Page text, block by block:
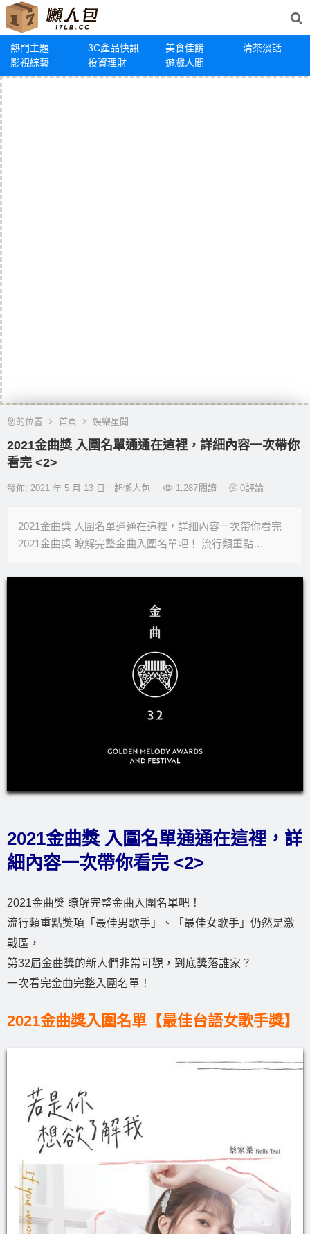
熱門主題 3C產品快訊 美食佳餚
清茶淡話
影視綜藝
投資理財 遊戲人間
您的位置 首頁 娛樂星聞
2021金曲獎 入圍名單通通在這裡，詳細內容一次帶你
看完 <2>
發佈: 2021 年 5 月 13 日一起懶人包 1,287 閱讀 0評論
2021金曲獎 入圍名單通通在這裡，詳細內容一次帶你看完
2021金曲獎 瞭解完整金曲入圍名單吧！ 流行類重點…
2021金曲獎 入圍名單通通在這裡，詳
細內容一次帶你看完 <2>
2021金曲獎 瞭解完整金曲入圍名單吧！
流行類重點獎項「最佳男歌手」、「最佳女歌手」仍然是激
戰區，
第32屆金曲獎的新人們非常可觀，到底獎落誰家？
一次看完金曲完整入圍名單！
2021金曲獎入圍名單【最佳台語女歌手獎】